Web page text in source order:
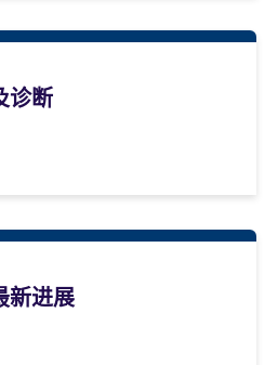
诊断
新进展